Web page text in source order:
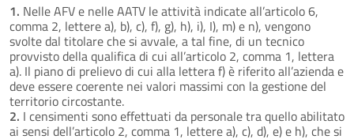
1. Nelle AFV e nelle AATV le attività indicate all’articolo 6,
comma 2, lettere a), b), c), f), g), h), i), I), m) e n), vengono
svolte dal titolare che si avvale, a tal fine, di un tecnico
provvisto della qualifica di cui all’articolo 2, comma 1, lettera
a). Il piano di prelievo di cui alla lettera f) è riferito all’azienda e
deve essere coerente nei valori massimi con la gestione del
territorio circostante.
2. I censimenti sono effettuati da personale tra quello abilitato
ai sensi dell’articolo 2, comma 1, lettere a), c), d), e) e h), che si